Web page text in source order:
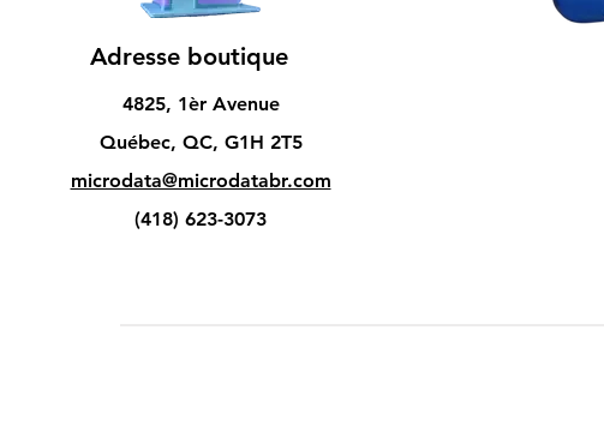
Adresse boutique
4825, 1èr Avenue
Québec, QC, G1H 2T5
microdata@microdatabr.com
(418) 623-3073